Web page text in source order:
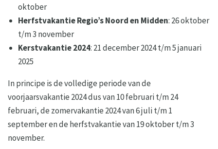
oktober
Herfstvakantie Regio’s Noord en Midden: 26 oktober
t/m 3 november
Kerstvakantie 2024: 21 december 2024 t/m 5 januari
2025
In principe is de volledige periode van de
voorjaarsvakantie 2024 dus van 10 februari t/m 24
februari, de zomervakantie 2024 van 6 juli t/m 1
september en de herfstvakantie van 19 oktober t/m 3
november.